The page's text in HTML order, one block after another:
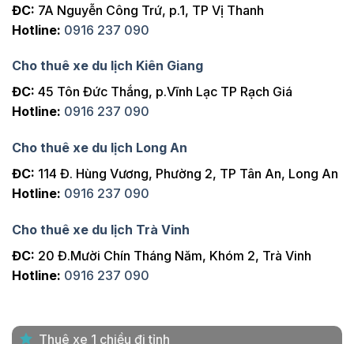
ĐC: 7A Nguyễn Công Trứ, p.1, TP Vị Thanh
Hotline: 0916 237 090
Cho thuê xe du lịch Kiên Giang
ĐC: 45 Tôn Đức Thắng, p.Vĩnh Lạc TP Rạch Giá
Hotline: 0916 237 090
Cho thuê xe du lịch Long An
ĐC: 114 Đ. Hùng Vương, Phường 2, TP Tân An, Long An
Hotline: 0916 237 090
Cho thuê xe du lịch Trà Vinh
ĐC: 20 Đ.Mười Chín Tháng Năm, Khóm 2, Trà Vinh
Hotline: 0916 237 090
Thuê xe 1 chiều đi tỉnh